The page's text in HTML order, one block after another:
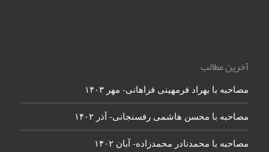
آخرین مطالب
مصاحبه با بهراد فرمهینی فراهانی- مهر ۱۴۰۳
مصاحبه با محسن هاشمی رفسنجانی- آذر ۱۴۰۲
مصاحبه با محمدنادر محمدزاده- آبان ۱۴۰۲